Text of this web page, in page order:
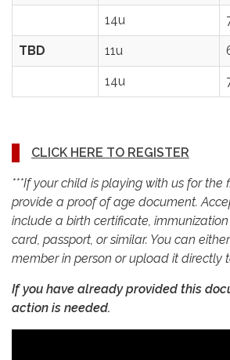
14u
TBD 11u
14u
CLICK HERE TO REGISTER
***If your child is playing with us for the
provide a proof of age document.
include a birth certificate,
card, passport, or similar. You can
member in person or upload it directly
If you have already provided this
action is needed.